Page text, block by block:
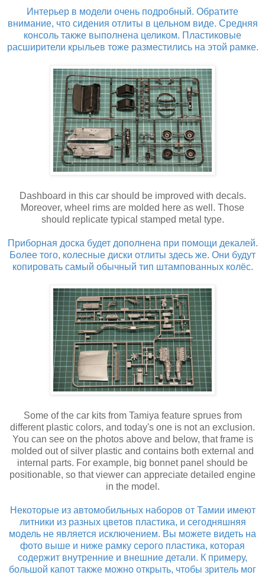
Интерьер в модели очень подробный. Обратите
внимание, что сидения отлиты в цельном виде. Средняя
консоль также выполнена целиком. Пластиковые
расширители крыльев тоже разместились на этой рамке.
Dashboard in this car should be improved with decals.
Moreover, wheel rims are molded here as well. Those
should replicate typical stamped metal type.
Приборная доска будет дополнена при помощи декалей.
Более того, колесные диски отлиты здесь же. Они будут
копировать самый обычный тип штампованных колёс.
Some of the car kits from Tamiya feature sprues from
different plastic colors, and today's one is not an exclusion.
You can see on the photos above and below, that frame is
molded out of silver plastic and contains both external and
internal parts. For example, big bonnet panel should be
positionable, so that viewer can appreciate detailed engine
in the model.
Некоторые из автомобильных наборов от Тамии имеют
литники из разных цветов пластика, и сегодняшняя
модель не является исключением. Вы можете видеть на
фото выше и ниже рамку серого пластика, которая
содержит внутренние и внешние детали. К примеру,
большой капот также можно открыть, чтобы зритель мог